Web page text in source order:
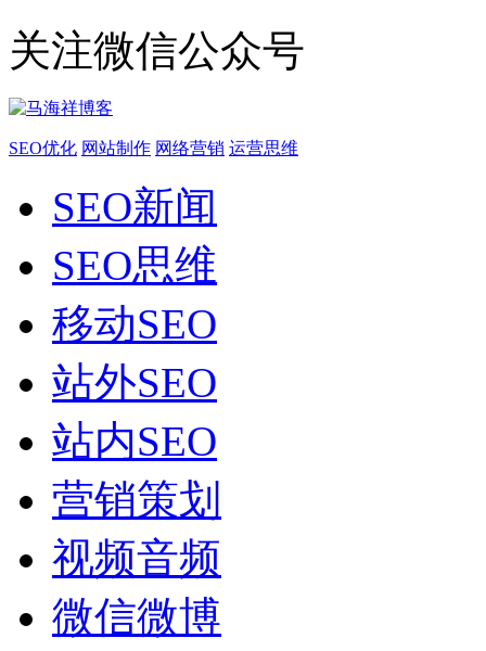
关注微信公众号
SEO优化 网站制作 网络营销 运营思维
SEO新闻
SEO思维
移动SEO
站外SEO
站内SEO
营销策划
视频音频
微信微博